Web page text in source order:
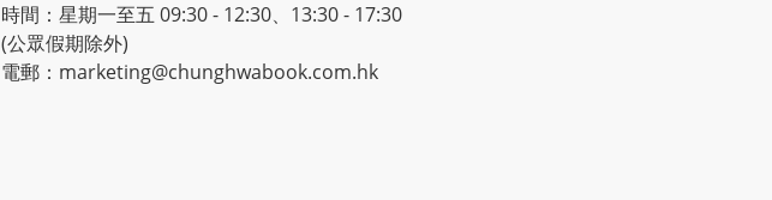
時間：星期一至五 09:30 - 12:30、13:30 - 17:30
(公眾假期除外)
電郵：marketing@chunghwabook.com.hk